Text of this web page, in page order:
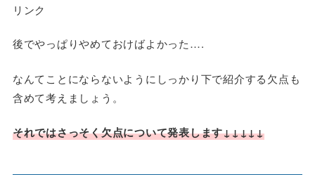
リンク
後でやっぱりやめておけばよかった….
なんてことにならないようにしっかり下で紹介する欠点も
含めて考えましょう。
それではさっそく欠点について発表します↓↓↓↓↓